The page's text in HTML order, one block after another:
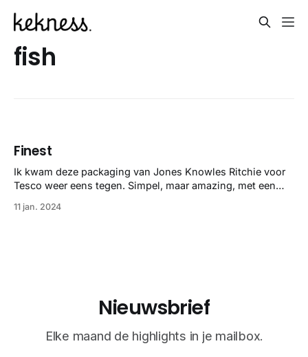
fish
Finest
Ik kwam deze packaging van Jones Knowles Ritchie voor
Tesco weer eens tegen. Simpel, maar amazing, met een
11 jan. 2024
Nieuwsbrief
Elke maand de highlights in je mailbox.